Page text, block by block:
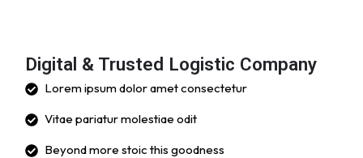
Digital & Trusted Logistic Company
Lorem ipsum dolor amet consectetur
Vitae pariatur molestiae odit
Beyond more stoic this goodness